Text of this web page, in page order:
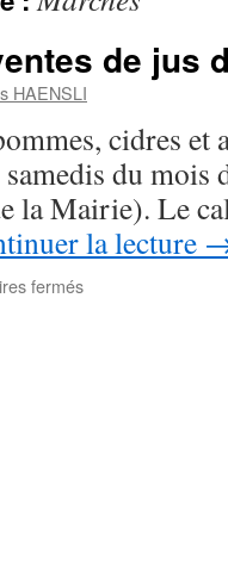
de jus
HAENSLI
cidres
du mois
la Mairie). Le
la lecture
ferméssur